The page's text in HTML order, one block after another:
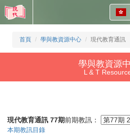
首頁 學與教資源中心 現代教育通訊
學與教資源
L & T
現代教育通訊 77期前期教訊：
本期教訊目錄